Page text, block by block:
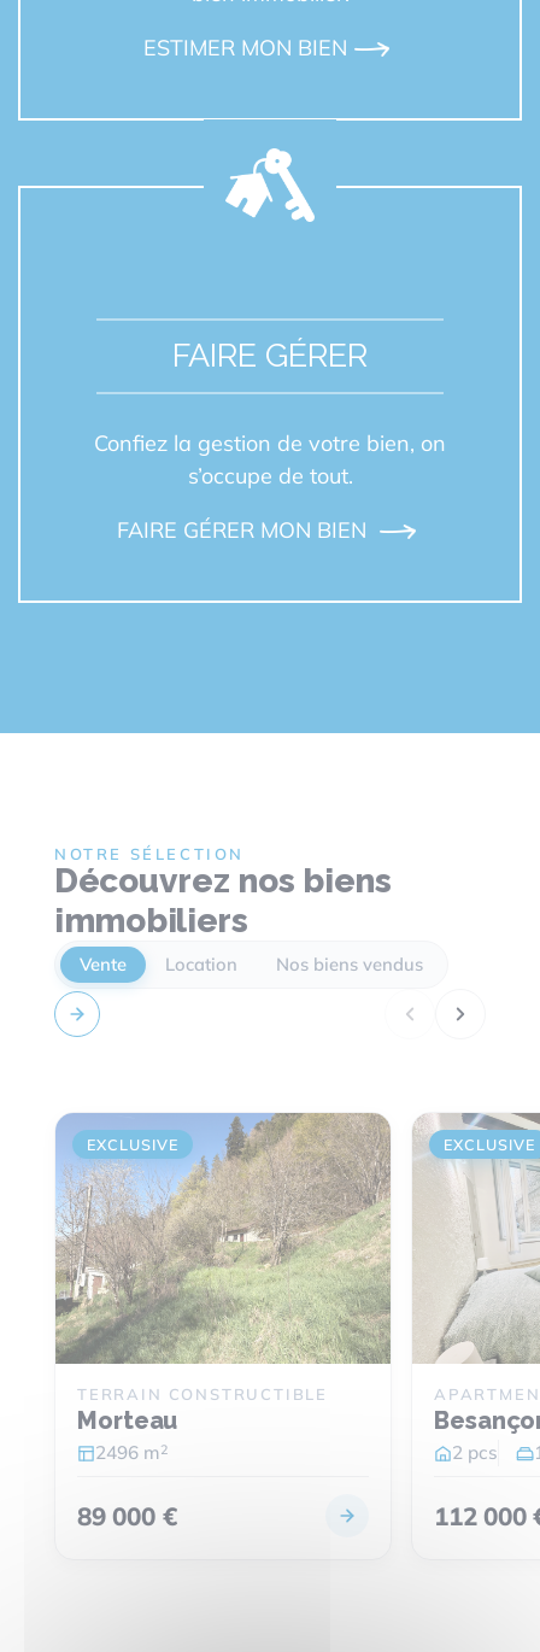
ESTIMER MON BIEN
FAIRE GÉRER
Confiez la gestion de votre bien, on
s’occupe de tout.
FAIRE GÉRER MON BIEN
NOTRE SÉLECTION
Découvrez nos biens
immobiliers
Vente Location Nos biens vendus
EXCLUSIVE
TERRAIN CONSTRUCTIBLE
Morteau
2496 m2
89 000 €
EXCLUSIVE
2 pcs
112 000